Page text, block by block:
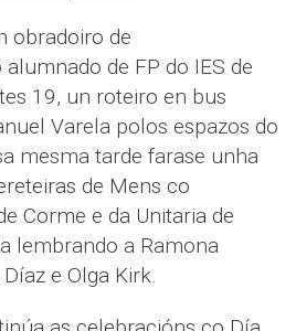
obradoiro de
de FP do IES de
19, un roteiro en bus
Varela polos espazos do
mesma tarde farase unha
de Mens co
Corme e da Unitaria de
lembrando a Ramona
e Olga Kirk.